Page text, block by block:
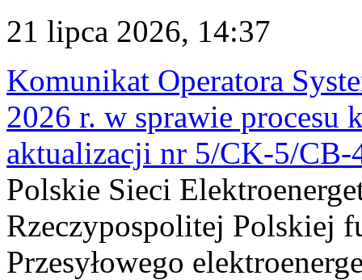
21 lipca 2026, 14:37
Komunikat Operatora
2026 r. w sprawie
aktualizacji nr 5/CK-5/CB-
Polskie Sieci
Rzeczypospolitej Polskiej
Przesyłowego